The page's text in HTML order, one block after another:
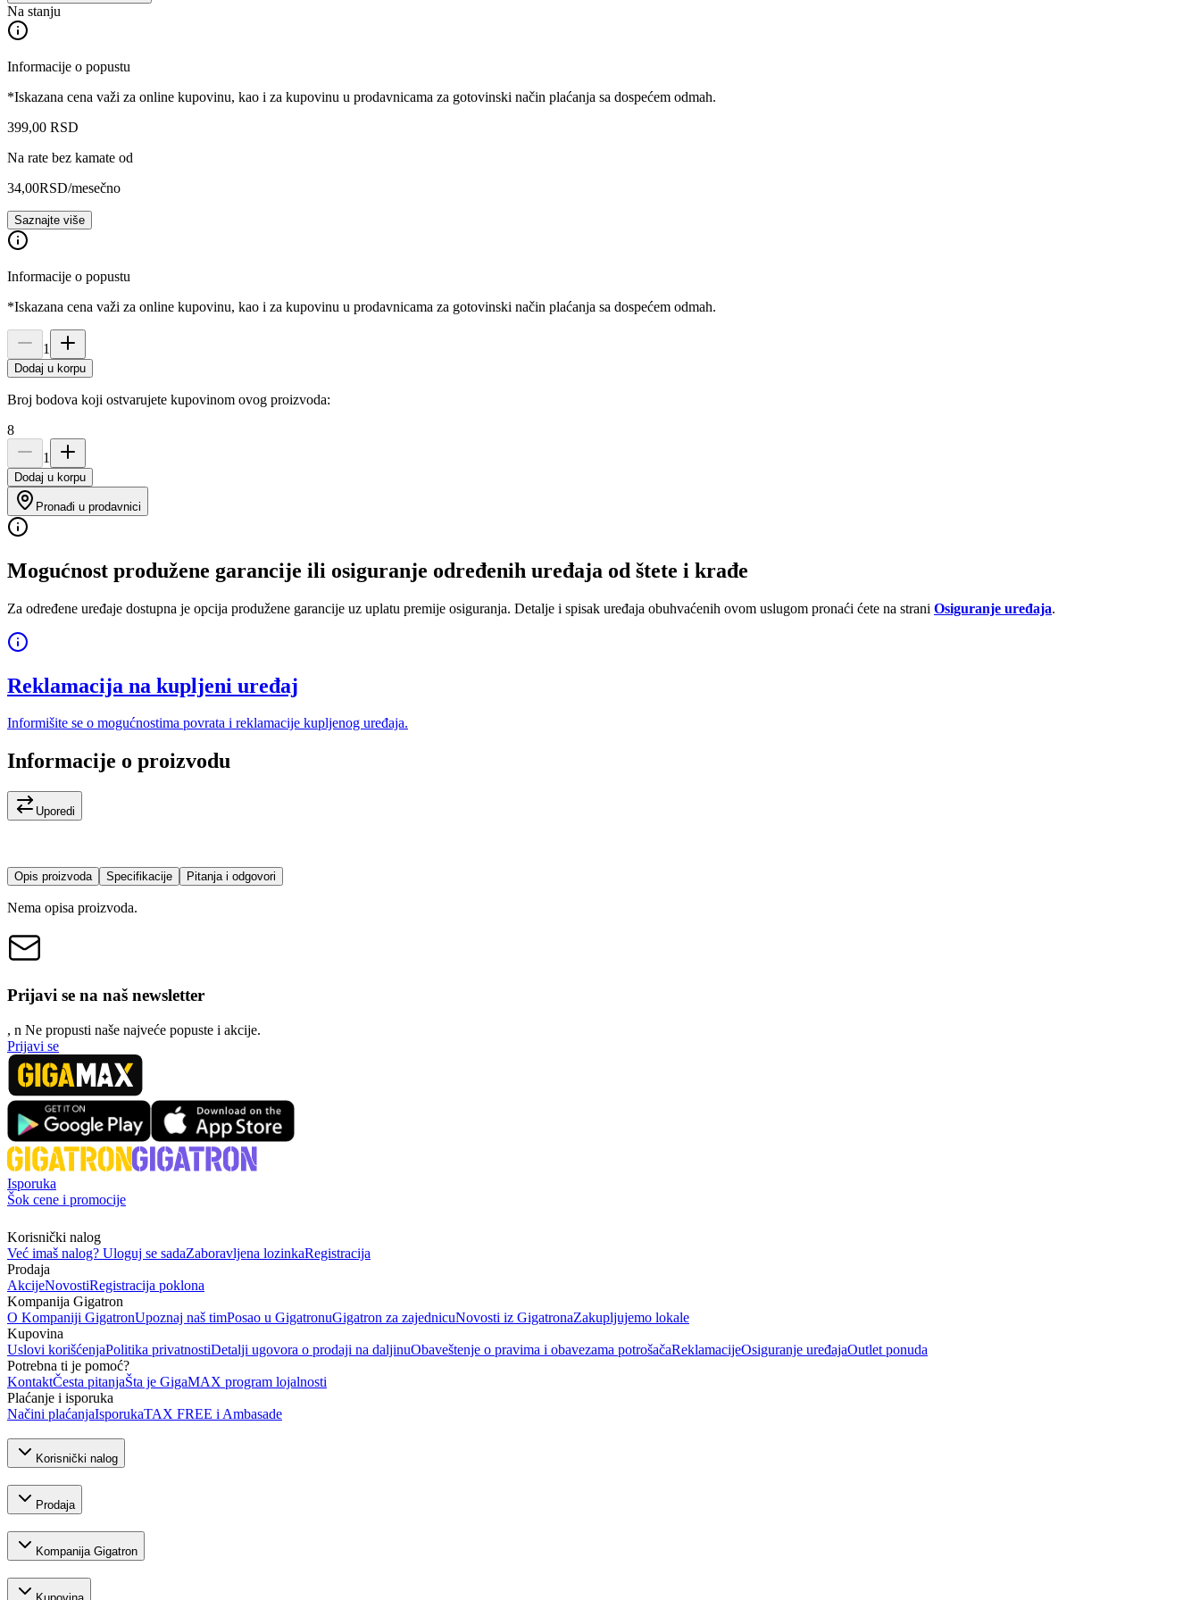
Na stanju
Informacije o popustu
*Iskazana cena važi za online kupovinu, kao i za kupovinu u prodavnicama za gotovinski način plaćanja sa dospećem odmah.
399,00 RSD
Na rate bez kamate od
34,00RSD/mesečno
Saznajte više
Informacije o popustu
*Iskazana cena važi za online kupovinu, kao i za kupovinu u prodavnicama za gotovinski način plaćanja sa dospećem odmah.
1
Dodaj u korpu
Broj bodova koji ostvarujete kupovinom ovog proizvoda:
8
1
Dodaj u korpu
Pronađi u prodavnici
Mogućnost produžene garancije ili osiguranje određenih uređaja od štete i krađe
Za određene uređaje dostupna je opcija produžene garancije uz uplatu premije osiguranja. Detalje i spisak uređaja obuhvaćenih ovom uslugom pronaći ćete na strani Osiguranje uređaja.
Reklamacija na kupljeni uređaj
Informišite se o mogućnostima povrata i reklamacije kupljenog uređaja.
Informacije o proizvodu
Uporedi
Opis proizvoda Specifikacije Pitanja i odgovori
Nema opisa proizvoda.
Prijavi se na naš newsletter
, n Ne propusti naše najveće popuste i akcije.
Prijavi se
Isporuka
Šok cene i promocije
Korisnički nalog
Već imaš nalog? Uloguj se sadaZaboravljena lozinkaRegistracija
Prodaja
AkcijeNovostiRegistracija poklona
Kompanija Gigatron
O Kompaniji GigatronUpoznaj naš timPosao u GigatronuGigatron za zajednicuNovosti iz GigatronaZakupljujemo lokale
Kupovina
Uslovi korišćenjaPolitika privatnostiDetalji ugovora o prodaji na daljinuObaveštenje o pravima i obavezama potrošačaReklamacijeOsiguranje uređajaOutlet ponuda
Potrebna ti je pomoć?
KontaktČesta pitanjaŠta je GigaMAX program lojalnosti
Plaćanje i isporuka
Načini plaćanjaIsporukaTAX FREE i Ambasade
Korisnički nalog
Prodaja
Kompanija Gigatron